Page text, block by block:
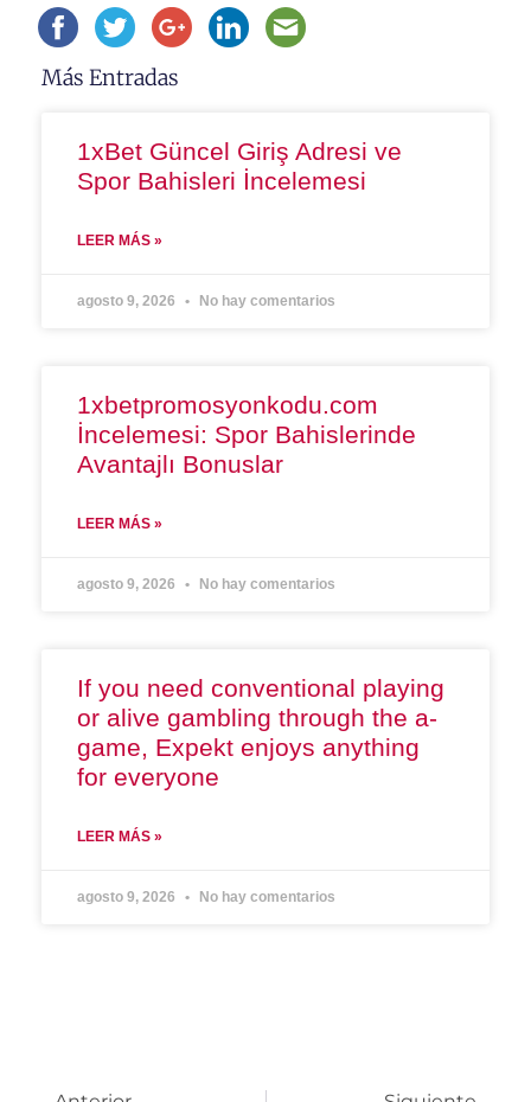
Más Entradas
1xBet Güncel Giriş Adresi ve
Spor Bahisleri İncelemesi
LEER MÁS »
agosto 9, 2026 No hay comentarios
1xbetpromosyonkodu.com
İncelemesi: Spor Bahislerinde
Avantajlı Bonuslar
LEER MÁS »
agosto 9, 2026 No hay comentarios
If you need conventional playing
or alive gambling through the a-
game, Expekt enjoys anything
for everyone
LEER MÁS »
agosto 9, 2026 No hay comentarios